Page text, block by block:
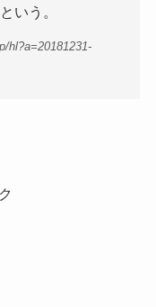
いう。
hl?a=20181231-